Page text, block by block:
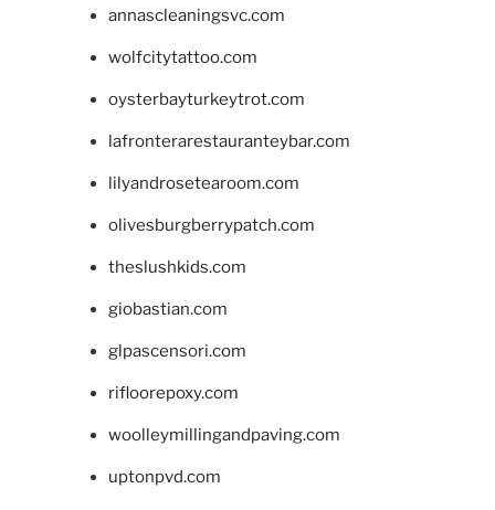
annascleaningsvc.com
wolfcitytattoo.com
oysterbayturkeytrot.com
lafronterarestauranteybar.com
lilyandrosetearoom.com
olivesburgberrypatch.com
theslushkids.com
giobastian.com
glpascensori.com
rifloorepoxy.com
woolleymillingandpaving.com
uptonpvd.com